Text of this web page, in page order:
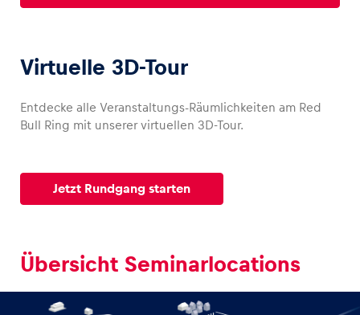
Virtuelle 3D-Tour
Entdecke alle Veranstaltungs-Räumlichkeiten am Red
Bull Ring mit unserer virtuellen 3D-Tour.
Jetzt Rundgang starten
Übersicht Seminarlocations